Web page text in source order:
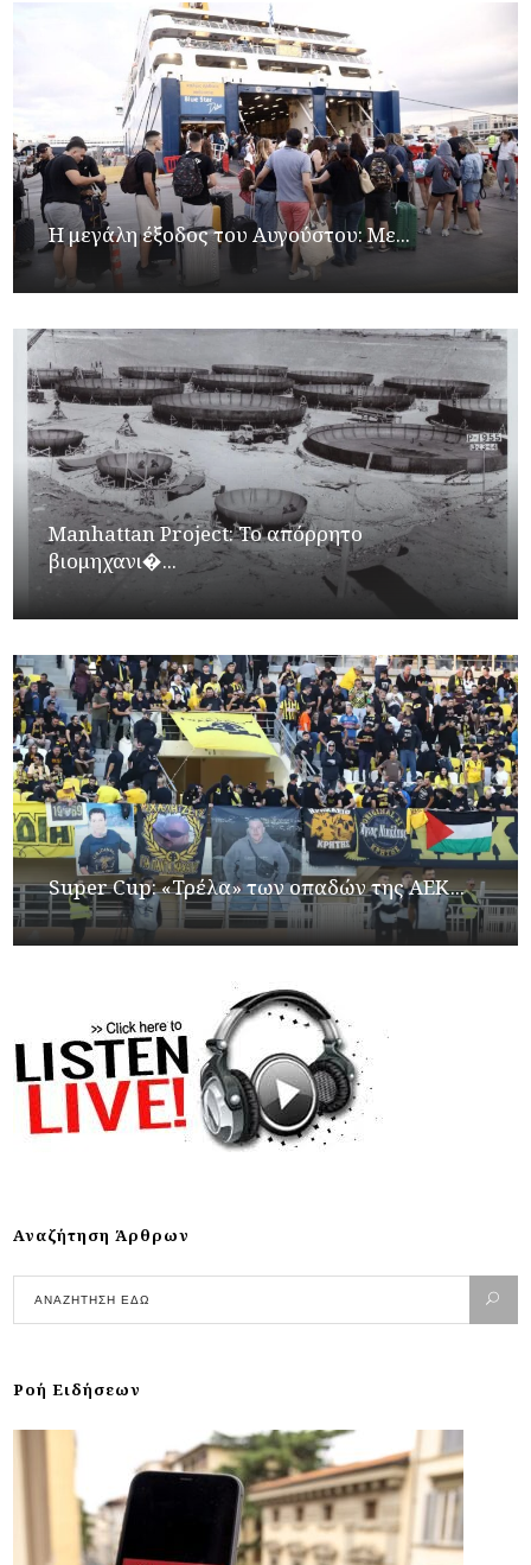
Η μεγάλη έξοδος του Αυγούστου: Με...
Manhattan Project: Το απόρρητο
βιομηχανι�...
Super Cup: «Τρέλα» των οπαδών της ΑΕΚ...
Αναζήτηση Άρθρων
Ροή Ειδήσεων